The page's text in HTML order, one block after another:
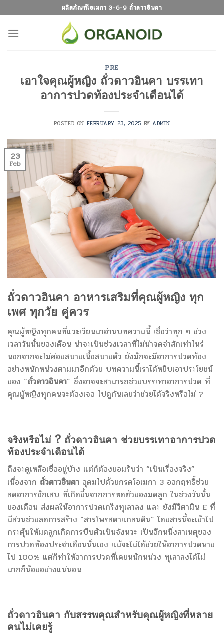
to
content
ผลิตภัณฑ์โอเมกา 3-6-9 ถั่วดาวอินคา
PRE
เอาใจคุณผู้หญิง ถั่วดาวอินคา บรรเทา
อาการปวดท้องประจำเดือนได้
POSTED ON FEBRUARY 23, 2025 BYADMIN
23
Feb
ถั่วดาวอินคา อาหารเสริมที่คุณผู้หญิง ทุก
เพศ ทุกวัย คู่ควร
คุณผู้หญิงทุกคนที่แวะเวียนมาอ่านบทความนี้ เชื่อว่าทุก ๆ ช่วง
เวลาวันนั้นของเดือน น่าจะเป็นช่วงเวลาที่ไม่น่าจดจำสักเท่าไหร่
นอกจากจะไม่ค่อยสบายเนื้อสบายตัว ยังมักจะมีอาการปวดท้อง
อย่างหนักหน่วงตามมาอีกด้วย บทความนี้เราได้หยิบเอาประโยชน์
ของ “ถั่วดาวอินคา” ซึ่งอาจจะสามารถช่วยบรรเทาอาการปวด ที่
คุณผู้หญิงทุกคนจะต้องเจอ ไปดูกันเลยว่าช่วยได้จริงหรือไม่ ?
จริงหรือไม่ ? ถั่วดาวอินคา ช่วยบรรเทาอาการปวด
ท้องประจำเดือนได้
ถึงจะดูเหลือเชื่ออยู่บ้าง แต่ก็ต้องยอมรับว่า “เป็นเรื่องจริง”
เนื่องจาก ถั่วดาวอินคา อุดมไปด้วยกรดโอเมกา 3 ออกฤทธิ์ช่วย
ลดอาการอักเสบ ที่เกิดขึ้นจากการหดตัวของมดลูก ในช่วงวันนั้น
ของเดือน ส่งผลให้อาการปวดเกร็งทุเลาลง และ ยังมีวิตามิน E ที่
มีส่วนช่วยลดการสร้าง “สารโพรสตาแกลนดิน” โดยสารนี้จะเข้าไป
กระตุ้นให้มดลูกเกิดการบีบตัวเป็นจังหวะ เป็นอีกหนึ่งสาเหตุของ
การปวดท้องประจำเดือนนั่นเอง แม้จะไม่ได้ช่วยให้อาการปวดหาย
ไป 100% แต่ก็ทำให้อาการปวดที่เคยหนักหน่วง ทุเลาลงได้ไม่
มากก็น้อยอย่างแน่นอน
ถั่วดาวอินคา กับสรรพคุณสำหรับคุณผู้หญิงที่หลาย
คนไม่เคยรู้